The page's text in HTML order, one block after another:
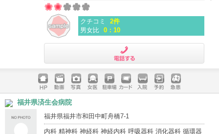
クチコミ
2件
男女比 0：10
ホームペ
ージ
動画 写真 女医 駐車場
クレジッ
入院 予約 急患
福井県済生会病院
福井県福井市和田中町舟橋7-1
内科 精神科 神経科 神経内科 呼吸器科 消化器科 循環器